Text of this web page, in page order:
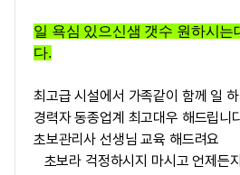
일 욕심 있으신샘 갯수 원하시는
다.
최고급 시설에서 가족같이 함께 일
경력자 동종업계 최고대우 해드립니
초보관리사 선생님 교육 해드려요
초보라 걱정하시지 마시고 언제든